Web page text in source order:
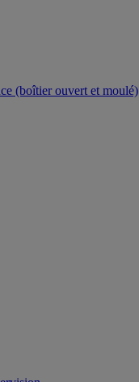
(boîtier ouvert et moulé)